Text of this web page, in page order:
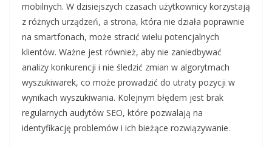
mobilnych. W dzisiejszych czasach użytkownicy korzystają
z różnych urządzeń, a strona, która nie działa poprawnie
na smartfonach, może stracić wielu potencjalnych
klientów. Ważne jest również, aby nie zaniedbywać
analizy konkurencji i nie śledzić zmian w algorytmach
wyszukiwarek, co może prowadzić do utraty pozycji w
wynikach wyszukiwania. Kolejnym błędem jest brak
regularnych audytów SEO, które pozwalają na
identyfikację problemów i ich bieżące rozwiązywanie.